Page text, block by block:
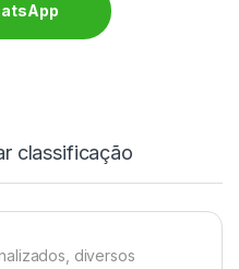
classificação
diversos